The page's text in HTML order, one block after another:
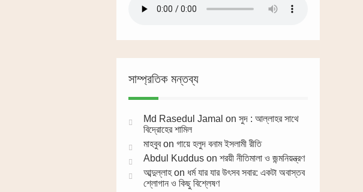
সাম্প্রতিক মন্তব্য
Md Rasedul Jamal on সুদ : আল্লাহর সাথে
বিদ্রোহের শামিল
মাহবুবon গায়ে হলুদ বনাম ইসলামী রীতি
Abdul Kuddus on শরয়ী নীতিমালা ও জন্মনিয়ন্ত্রণ
আব্দুল্লাহon ধর্ম যার যার উৎসব সবার: একটা অবাস্তব
শ্লোগান ও কিছু বিশ্লেষণ